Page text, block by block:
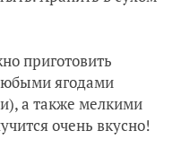
приготовить
ягодами
а также мелкими
очень вкусно!